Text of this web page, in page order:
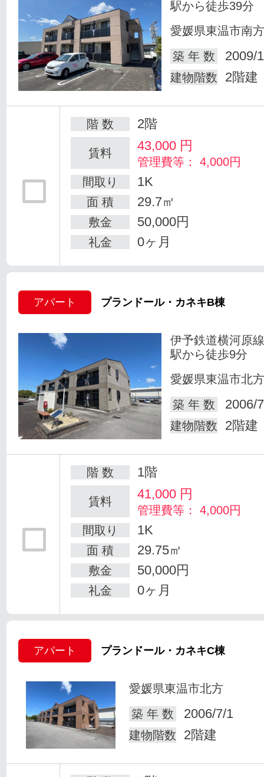
駅から徒歩39分
愛媛県東温市南方
築 年 数
2009/
建物階数 2階建
階 数 2階
賃料 43,000 円
管理費等： 4,000円
間取り
1K
面 積 29.7㎡
敷金 50,000円
礼金 0ヶ月
アパート プランドール・カネキB棟
伊予鉄道横河原
駅から徒歩9分
愛媛県東温市北方
築 年 数
2006/
建物階数 2階建
階 数 1階
賃料 41,000 円
管理費等： 4,000円
間取り
1K
面 積 29.75㎡
敷金 50,000円
礼金 0ヶ月
アパート プランドール・カネキC棟
愛媛県東温市北方
築 年 数
2006/7/1
建物階数 2階建